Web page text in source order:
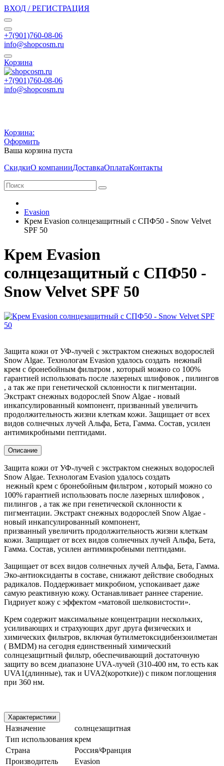
ВХОД / РЕГИСТРАЦИЯ
+7(901)760-08-06
info@shopcosm.ru
Корзина
+7(901)760-08-06
info@shopcosm.ru
Корзина:
Оформить
Ваша корзина пуста
СкидкиО компанииДоставкаОплатаКонтакты
Evasion
Крем Evasion солнцезащитный с СПФ50 - Snow Velvet
SPF 50
Крем Evasion
солнцезащитный с СПФ50 -
Snow Velvet SPF 50
Защита кожи от УФ-лучей с экстрактом снежных водорослей
Snow Algae. Технологам Evasion удалось создать нежный
крем с бронебойным фильтром , который можно со 100%
гарантией использовать после лазерных шлифовок , пилингов
, а так же при генетической склонности к пигментации.
Экстракт снежных водорослей Snow Algae - новый
инкапсулированный компонент, призванный увеличить
продолжительность жизни клеткам кожи. Защищает от всех
видов солнечных лучей Альфа, Бета, Гамма. Состав, усилен
антимикробными пептидами.
Описание
Защита кожи от УФ-лучей с экстрактом снежных водорослей
Snow Algae. Технологам Evasion удалось создать
нежный крем с бронебойным фильтром , который можно со
100% гарантией использовать после лазерных шлифовок ,
пилингов , а так же при генетической склонности к
пигментации. Экстракт снежных водорослей Snow Algae -
новый инкапсулированный компонент,
призванный увеличить продолжительность жизни клеткам
кожи. Защищает от всех видов солнечных лучей Альфа, Бета,
Гамма. Состав, усилен антимикробными пептидами.
Защищает от всех видов солнечных лучей Альфа, Бета, Гамма.
Эко-антиоксиданты в составе, снижают действие свободных
радикалов. Поддерживает микробиом, успокаивает даже
самую реактивную кожу. Останавливает раннее старение.
Гидриует кожу с эффектом «матовой шелковистости».
Крем содержит максимальные концентрации нескольких,
усиливающих и страхующих друг друга физических и
химических фильтров, включая бутилметоксидибензоилметан
( BMDM) на сегодня единственный химический
солнцезащитный фильтр, обеспечивающий достаточную
защиту во всем диапазоне UVA-лучей (310-400 нм, то есть как
UVA1(длинные), так и UVA2(короткие)) с пиком поглощения
при 360 нм.
Характеристики
Назначение
солнцезащитная
Тип использования крем
Страна
Россия/Франция
Производитель
Evasion